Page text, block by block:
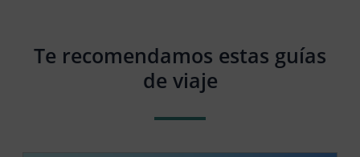
Te recomendamos estas guías
de viaje